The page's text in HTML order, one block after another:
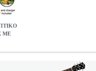
ΜΕ
ΚΟΥΡΕΥΤΙΚΑ